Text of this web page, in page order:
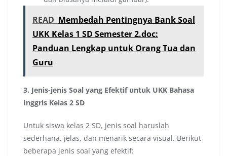
READ Membedah Pentingnya Bank Soal
UKK Kelas 1 SD Semester 2.doc:
Panduan Lengkap untuk Orang Tua dan
Guru
3. Jenis-jenis Soal yang Efektif untuk UKK Bahasa
Inggris Kelas 2 SD
Untuk siswa kelas 2 SD, jenis soal haruslah
sederhana, jelas, dan menarik secara visual. Berikut
beberapa jenis soal yang efektif: